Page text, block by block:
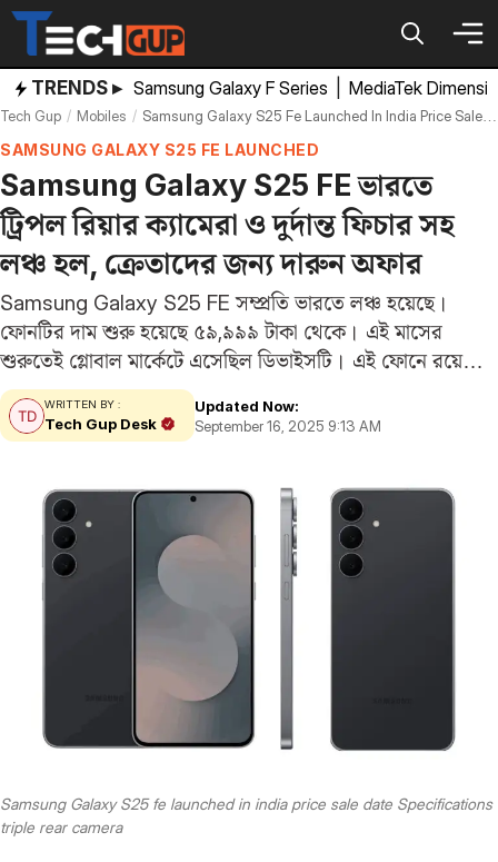
Skip
content
TRENDS ▸ Samsung Galaxy F Series MediaTek
Tech Gup Mobiles Samsung Galaxy S25 Fe Launched In India Price Sale Date Specifications Triple Rear Camera
SAMSUNG GALAXY S25 FE LAUNCHED
Samsung Galaxy S25 FE ভারতে
ট্রিপল রিয়ার ক্যামেরা ও দুর্দান্ত ফিচার সহ
লঞ্চ হল, ক্রেতাদের জন্য দারুন অফার
Samsung Galaxy S25 FE সম্প্রতি ভারতে লঞ্চ হয়েছে।
ফোনটির দাম শুরু হয়েছে ৫৯,৯৯৯ টাকা থেকে। এই মাসের
শুরুতেই গ্লোবাল মার্কেটে এসেছিল ডিভাইসটি। এই ফোনে রয়েছে
এক্সিন ২৪০০ চিপসেট, ৪৯০০ এমএএইচ ব্যাটারি, ৫০ মেগাপিক্সেল
ট্রিপল রিয়ার ক্যামেরা ও ১২ মেগাপিক্সেল সেলফি…
WRITTEN BY :
Tech Gup Desk
Updated Now:
September 16, 2025 9:13 AM
Samsung Galaxy S25 fe launched in india price sale date Specifications
triple rear camera